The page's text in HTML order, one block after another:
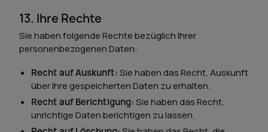
13. Ihre Rechte
Sie haben folgende Rechte bezüglich Ihrer
personenbezogenen Daten:
Recht auf Auskunft:Sie haben das Recht, Auskunft
über Ihre gespeicherten Daten zu erhalten.
Recht auf Berichtigung:Sie haben das Recht,
unrichtige Daten berichtigen zu lassen.